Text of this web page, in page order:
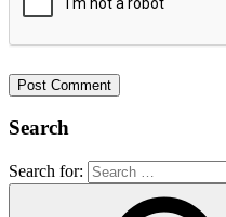
Search
Search for: